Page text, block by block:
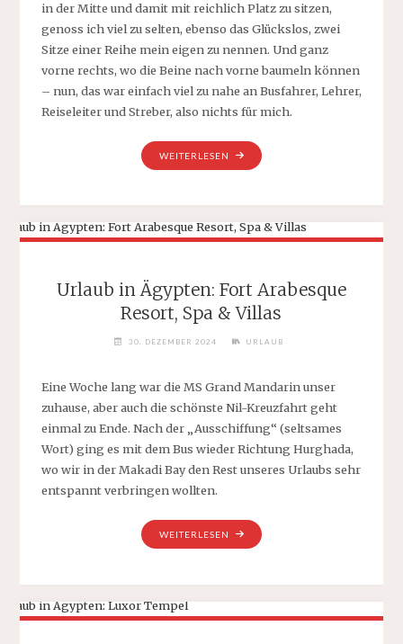
in der Mitte und damit mit reichlich Platz zu sitzen,
genoss ich viel zu selten, ebenso das Glückslos, zwei
Sitze einer Reihe mein eigen zu nennen. Und ganz
vorne rechts, wo die Beine nach vorne baumeln können
– nun, das war einfach viel zu nahe an Busfahrer, Lehrer,
Reiseleiter und Streber, also nichts für mich.
WEITERLESEN
„DER
BUS
KEINE
BREMSEN“
Urlaub in Ägypten: Fort Arabesque
Resort, Spa & Villas
30. DEZEMBER 2024 URLAUB
Eine Woche lang war die MS Grand Mandarin unser
zuhause, aber auch die schönste Nil-Kreuzfahrt geht
einmal zu Ende. Nach der „Ausschiffung“ (seltsames
Wort) ging es mit dem Bus wieder Richtung Hurghada,
wo wir in der Makadi Bay den Rest unseres Urlaubs sehr
entspannt verbringen wollten.
WEITERLESEN
„URLAUB
IN
FORT
ARABESQUE
RESORT,